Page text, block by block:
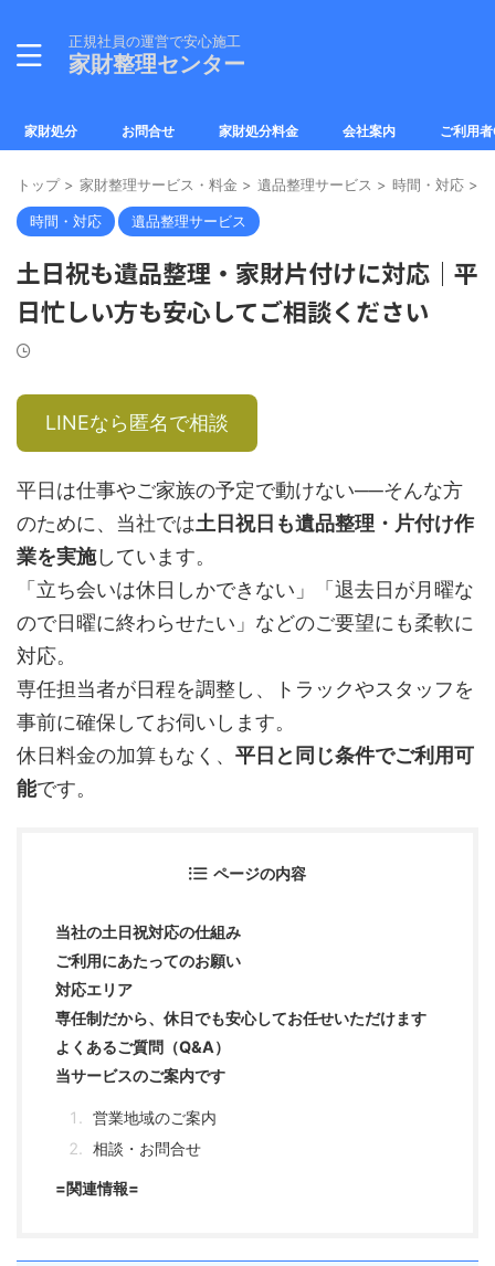
正規社員の運営で安心施工
家財整理センター
家財処分 お問合せ 家財処分料金 会社案内 ご利用
トップ > 家財整理サービス・料金 > 遺品整理サービス > 時間・対応 >
時間・対応 遺品整理サービス
土日祝も遺品整理・家財片付けに対応｜平
日忙しい方も安心してご相談ください
LINEなら匿名で相談
平日は仕事やご家族の予定で動けない──そんな方
のために、当社では土日祝日も遺品整理・片付け作
業を実施しています。
「立ち会いは休日しかできない」「退去日が月曜な
ので日曜に終わらせたい」などのご要望にも柔軟に
対応。
専任担当者が日程を調整し、トラックやスタッフを
事前に確保してお伺いします。
休日料金の加算もなく、 平日と同じ条件でご利用可
能です。
ページの内容
当社の土日祝対応の仕組み
ご利用にあたってのお願い
対応エリア
専任制だから、休日でも安心してお任せいただけます
よくあるご質問（Q&A）
当サービスのご案内です
営業地域のご案内
相談・お問合せ
=関連情報=